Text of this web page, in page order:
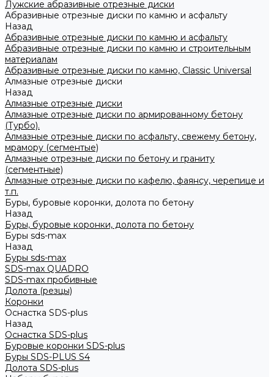
Лужские абразивные отрезные диски
Абразивные отрезные диски по камню и асфальту
Назад
Абразивные отрезные диски по камню и асфальту
Абразивные отрезные диски по камню и строительным
материалам
Абразивные отрезные диски по камню, Classic Universal
Алмазные отрезные диски
Назад
Алмазные отрезные диски
Алмазные отрезные диски по армированному бетону
(Турбо).
Алмазные отрезные диски по асфальту, свежему бетону,
мрамору (сегментые)
Алмазные отрезные диски по бетону и граниту
(сегментные)
Алмазные отрезные диски по кафелю, фаянсу, черепице и
т.п.
Буры, буровые коронки, долота по бетону
Назад
Буры, буровые коронки, долота по бетону
Буры sds-max
Назад
Буры sds-max
SDS-max QUADRO
SDS-max пробивные
Долота (резцы)
Коронки
Оснастка SDS-plus
Назад
Оснастка SDS-plus
Буровые коронки SDS-plus
Буры SDS-PLUS S4
Долота SDS-plus